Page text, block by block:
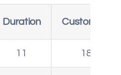
Duration Customers
11 18